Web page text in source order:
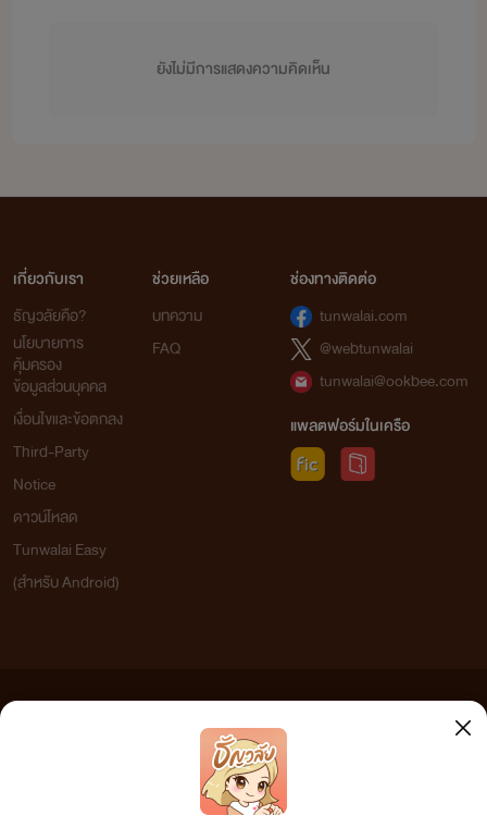
ยังไม่มีการแสดงความคิดเห็น
เกี่ยวกับเรา
ธัญวลัยคือ?
นโยบายการ
คุ้มครอง
ข้อมูลส่วนบุคคล
เงื่อนไขและข้อตกลง
Third-Party
Notice
ดาวน์โหลด
Tunwalai Easy
(สำหรับ Android)
ช่วยเหลือ
บทความ
FAQ
ช่องทางติดต่อ
tunwalai.com
@webtunwalai
tunwalai@ookbee.com
แพลตฟอร์มในเครือ
เว็บไซต์แห่งนี้ไม่ได้เห็นด้วยและไม่ขอรับผิดชอบต่อข้อความใดๆ ทั้งสิ้น ดังนั้นผู้อ่านทุกท่านโปรดใช้
วิจารณญาณในการกลั่นกรองด้วยตนเอง และหากท่านพบข้อความใดๆ ที่ขัดต่อกฎหมายและศีลธรรม
กรุณาแจ้งมาที่ tunwalai@ookbee.com เพื่อทีมงานจะได้ดำเนินการในทันที ทั้งนี้ ทางเว็บไซต์ขอสงวน
ลิขสิทธิ์ตามพระราชบัญญัติลิขสิทธิ์ (ฉบับเพิ่มเติม) พ.ศ.2558